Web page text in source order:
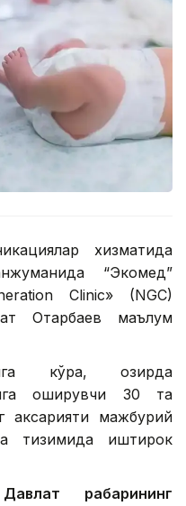
хизматида
“Экомед”
Clinic» (NGC)
Отарбаев маълум
кўра, ҳозирда
оширувчи 30 та
аксарияти мажбурий
тизимида иштирок
раҳбарининг